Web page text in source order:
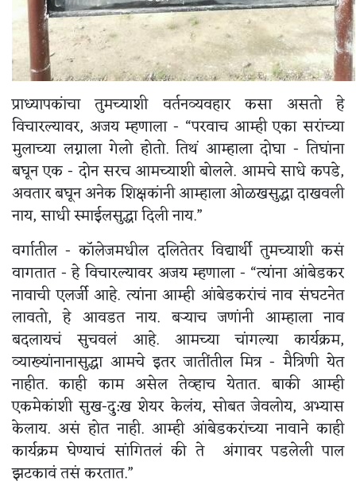
प्राध्यापकांचा तुमच्याशी वर्तनव्यवहार कसा असतो हे
विचारल्यावर, अजय म्हणाला - “परवाच आम्ही एका सरांच्या
मुलाच्या लग्नाला गेलो होतो. तिथं आम्हाला दोघा - तिघांना
बघून एक - दोन सरच आमच्याशी बोलले. आमचे साधे कपडे,
अवतार बघून अनेक शिक्षकांनी आम्हाला ओळखसुद्धा दाखवली
नाय, साधी स्माईलसुद्धा दिली नाय.”
वर्गातील - कॉलेजमधील दलितेतर विद्यार्थी तुमच्याशी कसं
वागतात - हे विचारल्यावर अजय म्हणाला - “त्यांना आंबेडकर
नावाची एलर्जी आहे. त्यांना आम्ही आंबेडकरांचं नाव संघटनेत
लावतो, हे आवडत नाय. बऱ्याच जणांनी आम्हाला नाव
बदलायचं सुचवलं आहे. आमच्या चांगल्या कार्यक्रम,
व्याख्यांनानासुद्धा आमचे इतर जातींतील मित्र - मैत्रिणी येत
नाहीत. काही काम असेल तेव्हाच येतात. बाकी आम्ही
एकमेकांशी सुख-दु:ख शेयर केलंय, सोबत जेवलोय, अभ्यास
केलाय. असं होत नाही. आम्ही आंबेडकरांच्या नावाने काही
कार्यक्रम घेण्याचं सांगितलं की ते अंगावर पडलेली पाल
झटकावं तसं करतात.”